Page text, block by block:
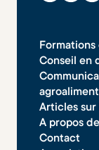
Conseil en
Articles
A propos
Contact